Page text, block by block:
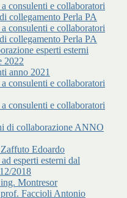
consulenti e collaboratori
collegamento Perla PA
consulenti e collaboratori
collegamento Perla PA
esperti esterni
2022
anno 2021
consulenti e collaboratori
consulenti e collaboratori
di collaborazione ANNO
Edoardo
esperti esterni dal
2018
Montresor
Faccioli Antonio